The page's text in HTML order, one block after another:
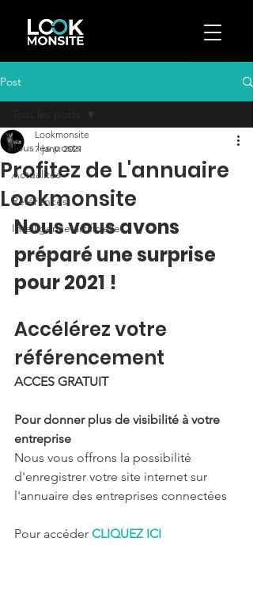
Post
Tous les posts
Actualités
Références
Intelligence artificielle
Profitez de L'annuaire
Lookmonsite
Lookmonsite
7 janv. 2021
Nous vous avons
préparé une surprise
pour 2021 !
Accélérez votre
référencement
ACCES GRATUIT
Pour donner plus de visibilité à votre
entreprise
Nous vous offrons la possibilité
d'enregistrer votre site internet sur
l'annuaire des entreprises connectées
Pour accéder CLIQUEZ ICI